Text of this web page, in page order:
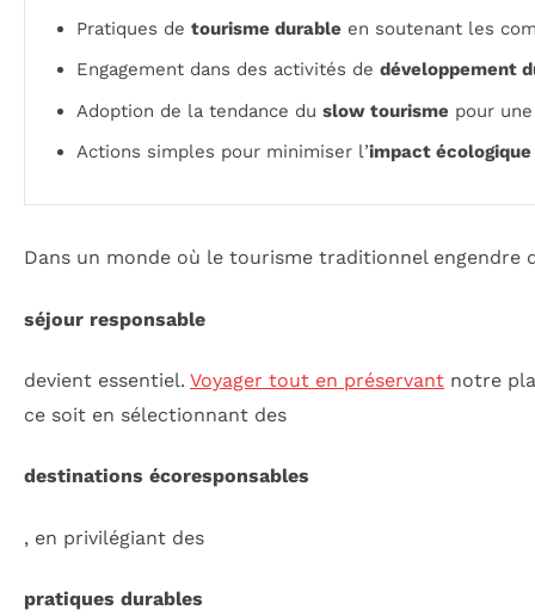
Pratiques de tourisme durable en soutenant les
Engagement dans des activités de développement
Adoption de la tendance du slow tourisme pour
Actions simples pour minimiser l’impact écologique
Dans un monde où le tourisme traditionnel
séjour responsable
devient essentiel. Voyager tout en préservant notre
ce soit en sélectionnant des
destinations écoresponsables
, en privilégiant des
pratiques durables